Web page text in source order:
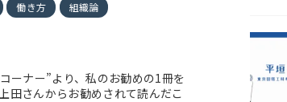
働き方 組織論
ーナー”より、私のお勧めの1冊を
田さんからお勧めされて読んだこ